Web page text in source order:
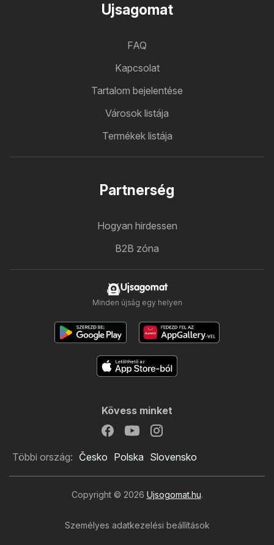
Ujsagomat
FAQ
Kapcsolat
Tartalom bejelentése
Városok listája
Termékek listája
Partnerség
Hogyan hirdessen
B2B zóna
Ujsagomat
Minden újság egy helyen
Kövess minket
Többi ország: Česko Polska Slovensko
Copyright © 2026 Ujsogomat.hu.
Személyes adatkezelési beállítások